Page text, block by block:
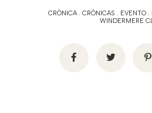
CRÓNICA. CRÓNICAS . EVENTO.
WINDERMERE